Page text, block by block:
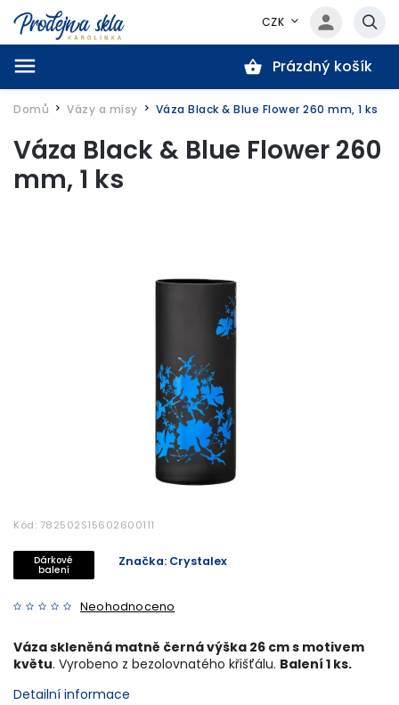
CZK
Prázdný košík
Domů / Vázy a mísy / Váza Black & Blue Flower 260 mm, 1 ks
Váza Black & Blue Flower 260
mm, 1 ks
Kód: 782502S15602600111
Dárkové
balení
Neohodnoceno
Značka: Crystalex
Váza skleněná matně černá výška 26 cm s motivem
květu. Vyrobeno z bezolovnatého křišťálu. Balení 1 ks.
Detailní informace